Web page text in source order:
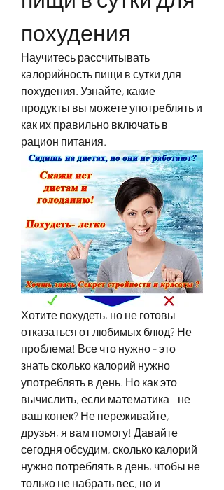
похудения
Научитесь рассчитывать
калорийность пищи в сутки для
похудения. Узнайте, какие
продукты вы можете употреблять и
как их правильно включать в
рацион питания.
Хотите похудеть, но не готовы
отказаться от любимых блюд? Не
проблема! Все что нужно - это
знать сколько калорий нужно
употреблять в день. Но как это
вычислить, если математика - не
ваш конек? Не переживайте,
друзья, я вам помогу! Давайте
сегодня обсудим, сколько калорий
нужно потреблять в день, чтобы не
только не набрать вес, но и